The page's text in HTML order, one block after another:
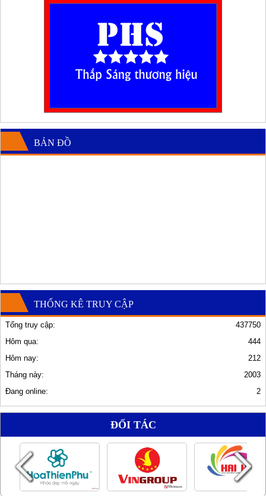
BẢN ĐỒ
THỐNG KÊ TRUY CẬP
437750
Tổng truy cập:
444
Hôm qua:
212
Hôm nay:
2003
Tháng này:
2
Đang online:
ĐỐI TÁC